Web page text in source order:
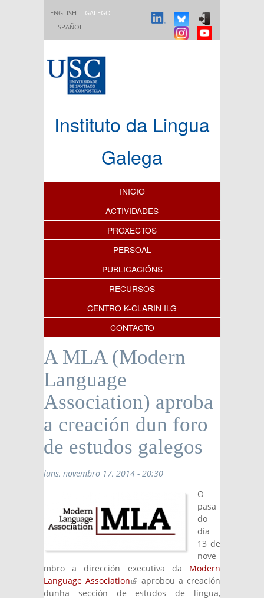
ENGLISH
GALEGO
ESPAÑOL
Instituto da Lingua
Galega
Índice de contidos
INICIO
ACTIVIDADES
PROXECTOS
PERSOAL
PUBLICACIÓNS
RECURSOS
CENTRO K-CLARIN ILG
CONTACTO
A MLA (Modern
Language
Association) aproba
a creación dun foro
de estudos galegos
luns, novembro 17, 2014 - 20:30
O
pasa
do
día
13 de
nove
mbro a dirección executiva da Modern
Language Association(link is external)
aprobou a creación
dunha sección de estudos de lingua,